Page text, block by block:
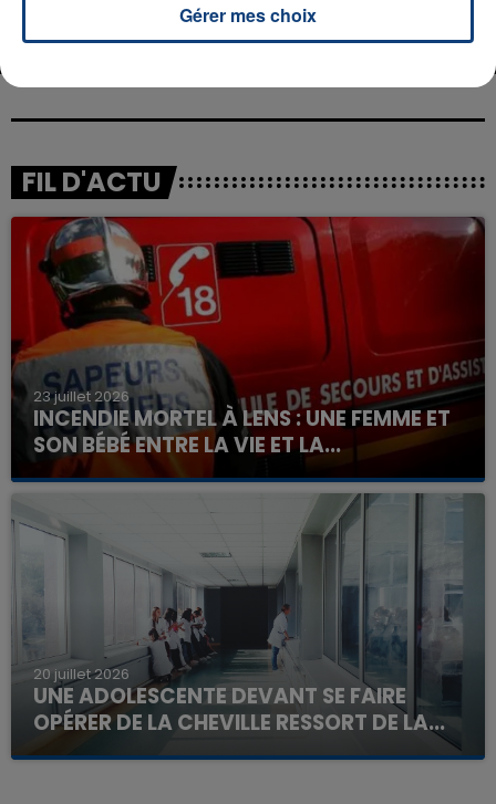
FIL D'ACTU
23 juillet 2026
INCENDIE MORTEL À LENS : UNE FEMME ET
SON BÉBÉ ENTRE LA VIE ET LA...
Un homme s'est immolé par le feu après avoir
aspergé sa compagne et leur bébé de trois mois
d'un liquide inflammable.
20 juillet 2026
UNE ADOLESCENTE DEVANT SE FAIRE
OPÉRER DE LA CHEVILLE RESSORT DE LA...
La famille a porté plainte contre la clinique qui a
Gérer mes choix